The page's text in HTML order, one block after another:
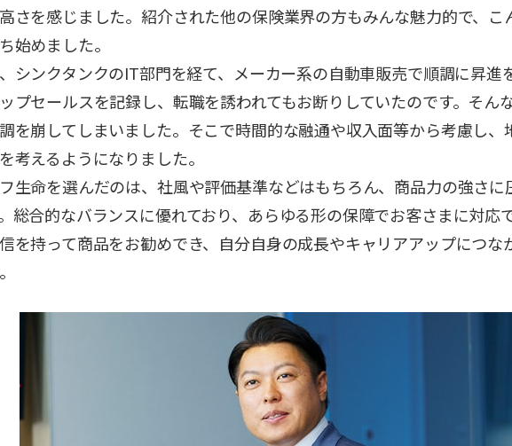
さを感じました。紹介された他の保険業界の方もみんな魅力的で、こ
始めました。
シンクタンクのIT部門を経て、メーカー系の自動車販売で順調に昇進
プセールスを記録し、転職を誘われてもお断りしていたのです。そん
を崩してしまいました。そこで時間的な融通や収入面等から考慮し、
考えるようになりました。
生命を選んだのは、社風や評価基準などはもちろん、商品力の強さに
総合的なバランスに優れており、あらゆる形の保障でお客さまに対応
を持って商品をお勧めでき、自分自身の成長やキャリアアップにつな